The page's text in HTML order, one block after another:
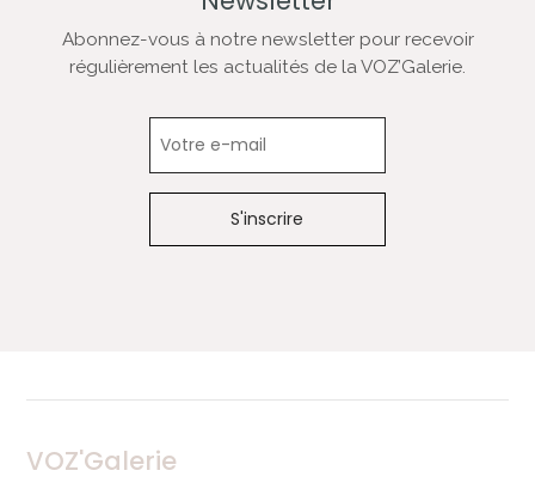
Abonnez-vous à notre newsletter pour recevoir
régulièrement les actualités de la VOZ’Galerie.
VOZ'Galerie